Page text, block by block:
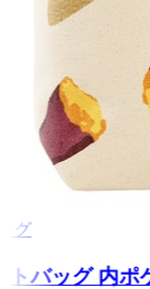
ッグ
ートバッグ 内